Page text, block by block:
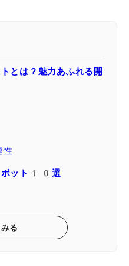
とは？魅力あふれる開
性
ポット10選
る